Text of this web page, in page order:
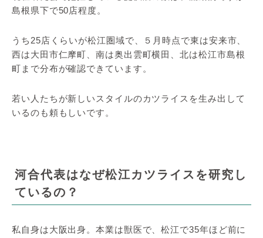
島根県下で50店程度。
うち25店くらいが松江圏域で、５月時点で東は安来市、
西は大田市仁摩町、南は奥出雲町横田、北は松江市島根
町まで分布が確認できています。
若い人たちが新しいスタイルのカツライスを生み出して
いるのも頼もしいです。
河合代表はなぜ松江カツライスを研究し
ているの？
私自身は大阪出身。本業は獣医で、松江で35年ほど前に